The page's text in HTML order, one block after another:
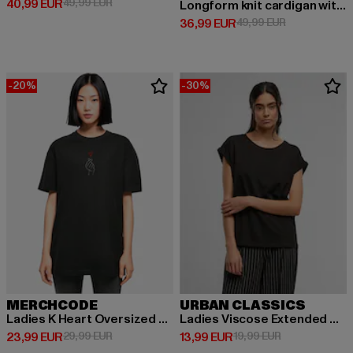
40,99 EUR
Longform knit cardigan with hood
36,99 EUR
Derzeitiger Preis: 36,99 EUR
49,99 EURAktionspreis:
-20%
MERCHCODE
Ladies K Heart Oversized Boyfriend
23,99 EUR
Derzeitiger Preis: 23,99 EUR
29,99 EURAktionspreis: 29,99 EUR
-30%
URBAN CLASSICS
Ladies Viscose Extended Shoulder Tee
13,99 EUR
Derzeitiger Preis: 13,99 EUR
19,99 EURAktionspreis: